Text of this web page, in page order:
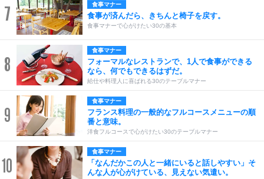
7 食事マナー
食事が済んだら、きちんと椅子を戻す。
食事マナーで心がけたい30の基本
8
食事マナー
フォーマルなレストランで、1人で食事ができる
なら、何でもできるはずだ。
給仕や料理人に喜ばれる30のテーブルマナー
9
食事マナー
フランス料理の一般的なフルコースメニューの順
番と意味。
洋食フルコースで心がけたい30のテーブルマナー
10
食事マナー
「なんだかこの人と一緒にいると話しやすい」そ
んな人が心がけている、見えない気遣い。